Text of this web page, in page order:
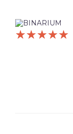
☆☆☆☆☆
★★★★★